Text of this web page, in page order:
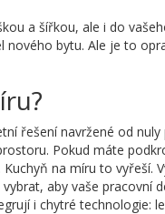
a šířkou, ale i do
bytu. Ale je to
řešení navržené od
Pokud máte
na míru to vyřeší.
aby vaše pracovní
i chytré technologie: